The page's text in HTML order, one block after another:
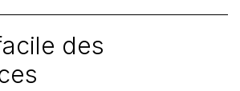
des